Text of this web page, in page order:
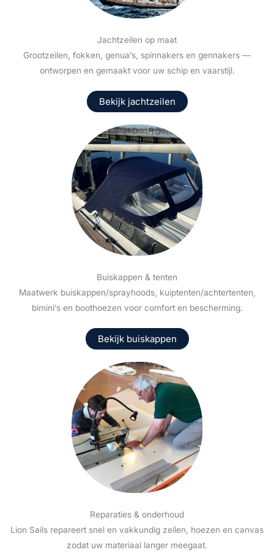
Jachtzeilen op maat
Grootzeilen, fokken, genua’s, spinnakers en gennakers —
ontworpen en gemaakt voor uw schip en vaarstijl.
Bekijk jachtzeilen
Buiskappen & tenten
Maatwerk buiskappen/sprayhoods, kuiptenten/achtertenten,
bimini’s en boothoezen voor comfort en bescherming.
Bekijk buiskappen
Reparaties & onderhoud
Lion Sails repareert snel en vakkundig zeilen, hoezen en canvas
zodat uw materiaal langer meegaat.